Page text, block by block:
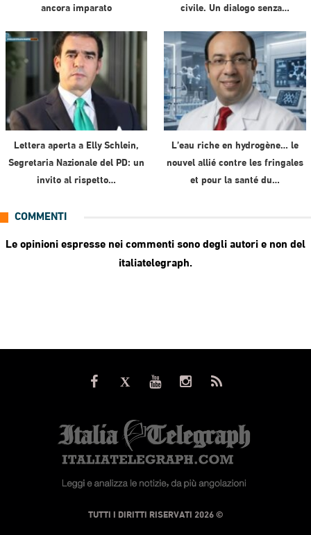
ancora imparato
civile. Un dialogo senza…
Lettera aperta a Elly Schlein,
Segretaria Nazionale del PD: un
invito al rispetto…
L’eau riche en hydrogène… le
nouvel allié contre les fringales
et pour la santé du…
COMMENTI
Le opinioni espresse nei commenti sono degli autori e non del
italiatelegraph.
© TUTTI I DIRITTI RISERVATI 2026